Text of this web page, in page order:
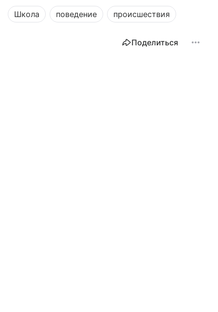
Школа поведение происшествия
Поделиться